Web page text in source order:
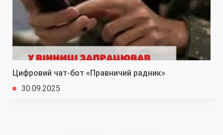
Цифровий чат-бот «Правничий радник»
30.09.2025